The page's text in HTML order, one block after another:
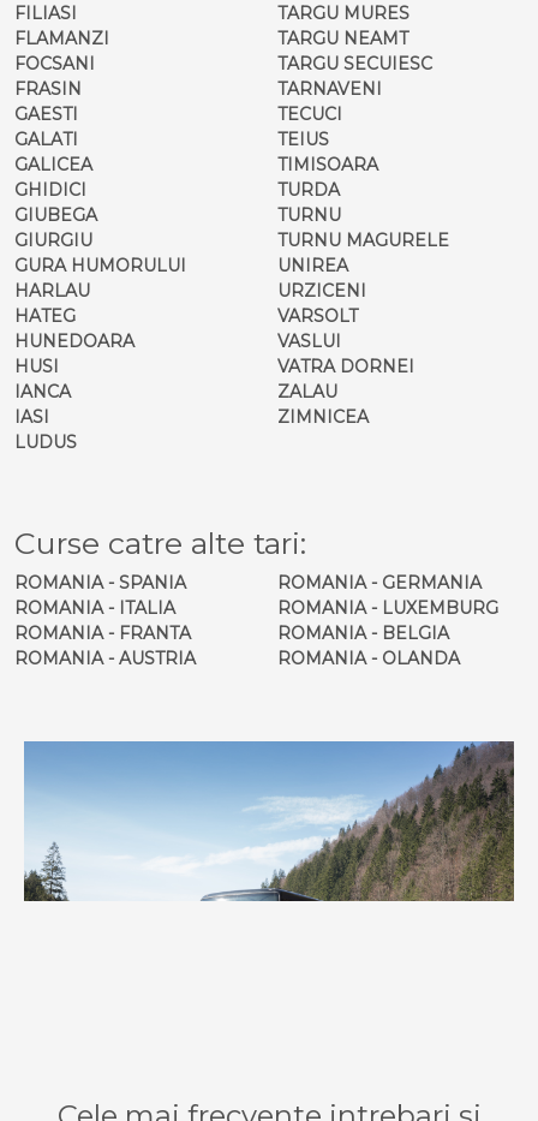
FILIASI
FLAMANZI
FOCSANI
FRASIN
GAESTI
GALATI
GALICEA
GHIDICI
GIUBEGA
GIURGIU
GURA HUMORULUI
HARLAU
HATEG
HUNEDOARA
HUSI
IANCA
IASI
LUDUS
TARGU MURES
TARGU NEAMT
TARGU SECUIESC
TARNAVENI
TECUCI
TEIUS
TIMISOARA
TURDA
TURNU
TURNU MAGURELE
UNIREA
URZICENI
VARSOLT
VASLUI
VATRA DORNEI
ZALAU
ZIMNICEA
Curse catre alte tari:
ROMANIA - SPANIA
ROMANIA - ITALIA
ROMANIA - FRANTA
ROMANIA - AUSTRIA
ROMANIA - GERMANIA
ROMANIA - LUXEMBURG
ROMANIA - BELGIA
ROMANIA - OLANDA